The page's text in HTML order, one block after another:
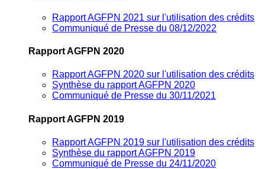
Rapport AGFPN 2021 sur l'utilisation des crédits
Communiqué de Presse du 08/12/2022
Rapport AGFPN 2020
Rapport AGFPN 2020 sur l'utilisation des crédits
Synthèse du rapport AGFPN 2020
Communiqué de Presse du 30/11/2021
Rapport AGFPN 2019
Rapport AGFPN 2019 sur l'utilisation des crédits
Synthèse du rapport AGFPN 2019
Communiqué de Presse du 24/11/2020